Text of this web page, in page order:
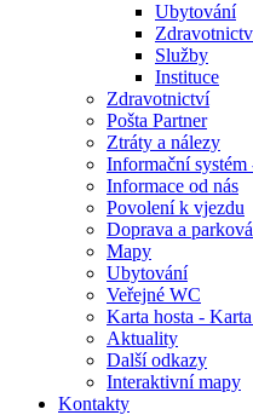
Ubytování
Služby
Instituce
Zdravotnictví
Pošta Partner
Ztráty a nálezy
Informační
Informace od nás
Povolení k vjezdu
Doprava a
Mapy
Ubytování
Veřejné WC
Karta hosta -
Aktuality
Další odkazy
Interaktivní mapy
Kontakty